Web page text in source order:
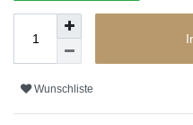
Wunschliste